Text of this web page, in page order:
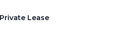
Lease